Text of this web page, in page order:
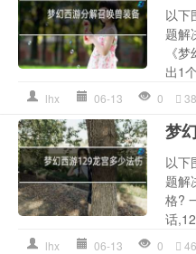
以下
题解
《
出1
lhx 06-13 0
梦
以下
题解
格?
话
lhx 06-13 0